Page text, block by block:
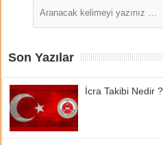
Son Yazılar
İcra Takibi Nedir ?